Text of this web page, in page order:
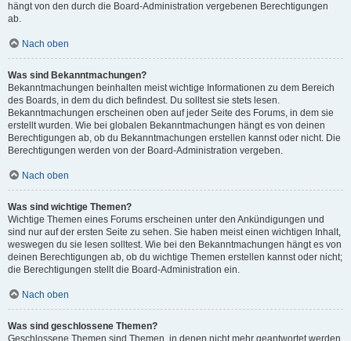
hängt von den durch die Board-Administration vergebenen Berechtigungen
ab.
Nach oben
Was sind Bekanntmachungen?
Bekanntmachungen beinhalten meist wichtige Informationen zu dem Bereich
des Boards, in dem du dich befindest. Du solltest sie stets lesen.
Bekanntmachungen erscheinen oben auf jeder Seite des Forums, in dem sie
erstellt wurden. Wie bei globalen Bekanntmachungen hängt es von deinen
Berechtigungen ab, ob du Bekanntmachungen erstellen kannst oder nicht. Die
Berechtigungen werden von der Board-Administration vergeben.
Nach oben
Was sind wichtige Themen?
Wichtige Themen eines Forums erscheinen unter den Ankündigungen und
sind nur auf der ersten Seite zu sehen. Sie haben meist einen wichtigen Inhalt,
weswegen du sie lesen solltest. Wie bei den Bekanntmachungen hängt es von
deinen Berechtigungen ab, ob du wichtige Themen erstellen kannst oder nicht;
die Berechtigungen stellt die Board-Administration ein.
Nach oben
Was sind geschlossene Themen?
Geschlossene Themen sind Themen, in denen nicht mehr geantwortet werden